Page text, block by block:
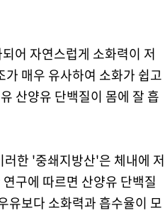
어 자연스럽게 소화력이 저
매우 유사하여 소화가 쉽고
산양유 단백질이 몸에 잘 흡
한 '중쇄지방산'은 체내에 저
구에 따르면 산양유 단백질
유보다 소화력과 흡수율이 모